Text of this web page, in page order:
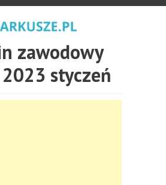
zawodowy
2023 styczeń